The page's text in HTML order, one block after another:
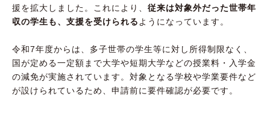
援を拡大しました。これにより、 従来は対象外だった世帯年
収の学生も、支援を受けられるようになっています。
令和7年度からは、多子世帯の学生等に対し所得制限なく、
国が定める一定額まで大学や短期大学などの授業料・入学金
の減免が実施されています。対象となる学校や学業要件など
が設けられているため、申請前に要件確認が必要です。